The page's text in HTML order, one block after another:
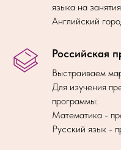
языка на
Английский
Российская
Выстраиваем
Для изучения
программы:
Математика -
Русский язык -